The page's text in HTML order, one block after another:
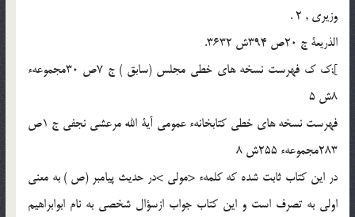
وزيرى , 2 .
الذريعة ج 20ص 394ش 3632.
];ك ك فهرست نسخه هاى خطى مجلس (سابق ) ج 7ص 30مجموعهء
8ش 5
فهرست نسخه هاى خطى كتابخانهء عمومى آية الله مرعشى نجفى ج 1ص
283مجموعهء 255ش 8
در اين كتاب ثابت شده كه كلمهء <مولى >در حديث پيامبر (ص ) به معنى
اولى به تصرف است و اين كتاب جواب ازسؤال شخصى به نام ابوابراهيم